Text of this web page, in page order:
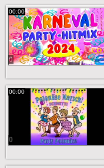
00:00
0
00:00
0